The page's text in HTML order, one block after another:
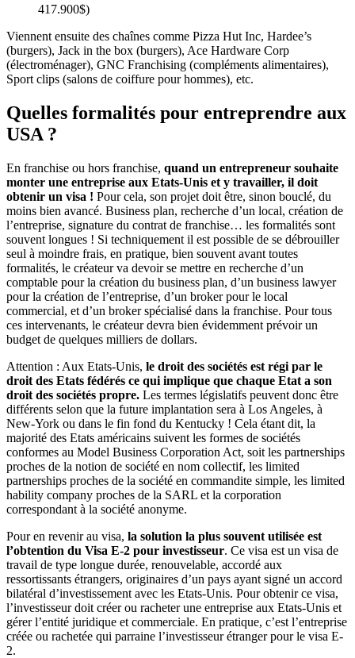
417.900$)
Viennent ensuite des chaînes comme Pizza Hut Inc, Hardee’s
(burgers), Jack in the box (burgers), Ace Hardware Corp
(électroménager), GNC Franchising (compléments alimentaires),
Sport clips (salons de coiffure pour hommes), etc.
Quelles formalités pour entreprendre aux
USA ?
En franchise ou hors franchise, quand un entrepreneur souhaite
monter une entreprise aux Etats-Unis et y travailler, il doit
obtenir un visa ! Pour cela, son projet doit être, sinon bouclé, du
moins bien avancé. Business plan, recherche d’un local, création de
l’entreprise, signature du contrat de franchise… les formalités sont
souvent longues ! Si techniquement il est possible de se débrouiller
seul à moindre frais, en pratique, bien souvent avant toutes
formalités, le créateur va devoir se mettre en recherche d’un
comptable pour la création du business plan, d’un business lawyer
pour la création de l’entreprise, d’un broker pour le local
commercial, et d’un broker spécialisé dans la franchise. Pour tous
ces intervenants, le créateur devra bien évidemment prévoir un
budget de quelques milliers de dollars.
Attention : Aux Etats-Unis, le droit des sociétés est régi par le
droit des Etats fédérés ce qui implique que chaque Etat a son
droit des sociétés propre. Les termes législatifs peuvent donc être
différents selon que la future implantation sera à Los Angeles, à
New-York ou dans le fin fond du Kentucky ! Cela étant dit, la
majorité des Etats américains suivent les formes de sociétés
conformes au Model Business Corporation Act, soit les partnerships
proches de la notion de société en nom collectif, les limited
partnerships proches de la société en commandite simple, les limited
hability company proches de la SARL et la corporation
correspondant à la société anonyme.
Pour en revenir au visa, la solution la plus souvent utilisée est
l’obtention du Visa E-2 pour investisseur. Ce visa est un visa de
travail de type longue durée, renouvelable, accordé aux
ressortissants étrangers, originaires d’un pays ayant signé un accord
bilatéral d’investissement avec les Etats-Unis. Pour obtenir ce visa,
l’investisseur doit créer ou racheter une entreprise aux Etats-Unis et
gérer l’entité juridique et commerciale. En pratique, c’est l’entreprise
créée ou rachetée qui parraine l’investisseur étranger pour le visa E-
2.